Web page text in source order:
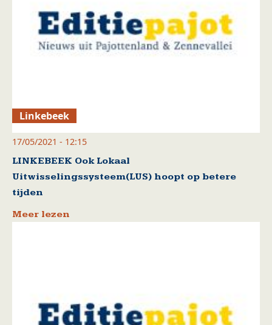
Linkebeek
17/05/2021 - 12:15
LINKEBEEK Ook Lokaal
Uitwisselingssysteem(LUS) hoopt op betere
tijden
Meer lezen